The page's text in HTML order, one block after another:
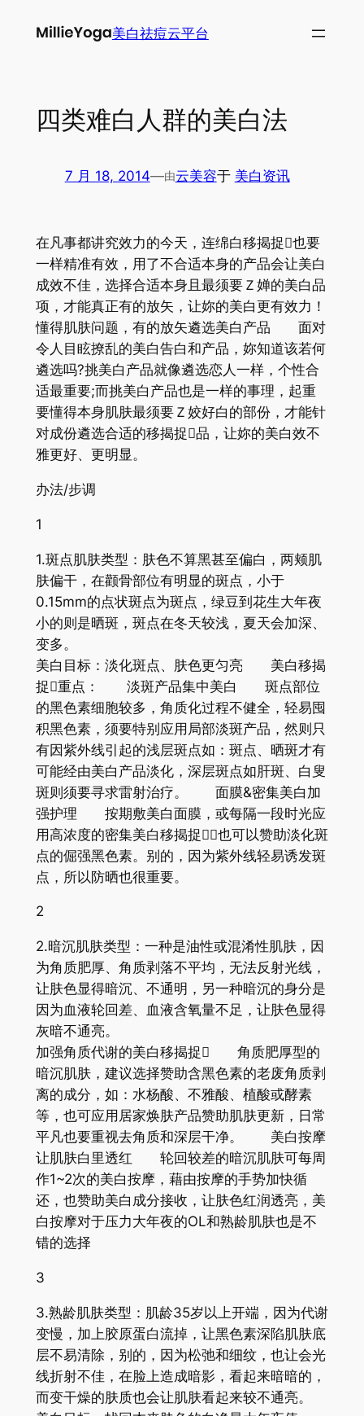
美白祛痘云平台
四类难白人群的美白法
7 月 18, 2014—由云美容于 美白资讯
在凡事都讲究效力的今天，连绵白移揭捉也要
一样精准有效，用了不合适本身的产品会让美白
成效不佳，选择合适本身且最须要Ｚ婵的美白品
项，才能真正有的放矢，让妳的美白更有效力！
懂得肌肤问题，有的放矢遴选美白产品 面对
令人目眩撩乱的美白告白和产品，妳知道该若何
遴选吗?挑美白产品就像遴选恋人一样，个性合
适最重要;而挑美白产品也是一样的事理，起重
要懂得本身肌肤最须要Ｚ姣好白的部份，才能针
对成份遴选合适的移揭捉品，让妳的美白效不
雅更好、更明显。
办法/步调
1
1.斑点肌肤类型：肤色不算黑甚至偏白，两颊肌
肤偏干，在颧骨部位有明显的斑点，小于
0.15mm的点状斑点为斑点，绿豆到花生大年夜
小的则是晒斑，斑点在冬天较浅，夏天会加深、
变多。
美白目标：淡化斑点、肤色更匀亮 美白移揭
捉重点： 淡斑产品集中美白 斑点部位
的黑色素细胞较多，角质化过程不健全，轻易囤
积黑色素，须要特别应用局部淡斑产品，然则只
有因紫外线引起的浅层斑点如：斑点、晒斑才有
可能经由美白产品淡化，深层斑点如肝斑、白叟
斑则须要寻求雷射治疗。 面膜&密集美白加
强护理 按期敷美白面膜，或每隔一段时光应
用高浓度的密集美白移揭捉，也可以赞助淡化斑
点的倔强黑色素。别的，因为紫外线轻易诱发斑
点，所以防晒也很重要。
2
2.暗沉肌肤类型：一种是油性或混淆性肌肤，因
为角质肥厚、角质剥落不平均，无法反射光线，
让肤色显得暗沉、不通明，另一种暗沉的身分是
因为血液轮回差、血液含氧量不足，让肤色显得
灰暗不通亮。
加强角质代谢的美白移揭捉 角质肥厚型的
暗沉肌肤，建议选择赞助含黑色素的老废角质剥
离的成分，如：水杨酸、不雅酸、植酸或酵素
等，也可应用居家焕肤产品赞助肌肤更新，日常
平凡也要重视去角质和深层干净。 美白按摩
让肌肤白里透红 轮回较差的暗沉肌肤可每周
作1~2次的美白按摩，藉由按摩的手势加快循
还，也赞助美白成分接收，让肤色红润透亮，美
白按摩对于压力大年夜的OL和熟龄肌肤也是不
错的选择
3
3.熟龄肌肤类型：肌龄35岁以上开端，因为代谢
变慢，加上胶原蛋白流掉，让黑色素深陷肌肤底
层不易清除，别的，因为松弛和细纹，也让会光
线折射不佳，在脸上造成暗影，看起来暗暗的，
而变干燥的肤质也会让肌肤看起来较不通亮。